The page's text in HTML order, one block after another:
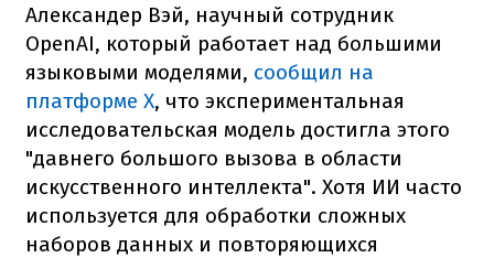
Александер Вэй, научный сотрудник
OpenAI, который работает над большими
языковыми моделями, сообщил на
платформе X, что экспериментальная
исследовательская модель достигла этого
"давнего большого вызова в области
искусственного интеллекта". Хотя ИИ часто
используется для обработки сложных
наборов данных и повторяющихся